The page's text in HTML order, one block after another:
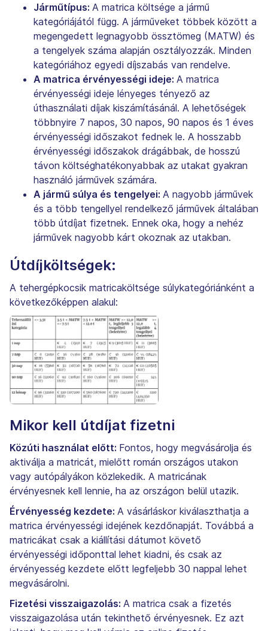
Járműtípus: A matrica költsége a jármű
kategóriájától függ. A járműveket többek között a
megengedett legnagyobb össztömeg (MATW) és
a tengelyek száma alapján osztályozzák. Minden
kategóriához egyedi díjszabás van rendelve.
A matrica érvényességi ideje: A matrica
érvényességi ideje lényeges tényező az
úthasználati díjak kiszámításánál. A lehetőségek
többnyire 7 napos, 30 napos, 90 napos és 1 éves
érvényességi időszakot fednek le. A hosszabb
érvényességi időszakok drágábbak, de hosszú
távon költséghatékonyabbak az utakat gyakran
használó járművek számára.
A jármű súlya és tengelyei: A nagyobb járművek
és a több tengellyel rendelkező járművek általában
több útdíjat fizetnek. Ennek oka, hogy a nehéz
járművek nagyobb kárt okoznak az utakban.
Útdíjköltségek:
A tehergépkocsik matricaköltsége súlykategóriánként a
következőképpen alakul:
Mikor kell útdíjat fizetni
Közúti használat előtt: Fontos, hogy megvásárolja és
aktiválja a matricát, mielőtt román országos utakon
vagy autópályákon közlekedik. A matricának
érvényesnek kell lennie, ha az országon belül utazik.
Érvényesség kezdete: A vásárláskor kiválaszthatja a
matrica érvényességi idejének kezdőnapját. Továbbá a
matricákat csak a kiállítási dátumot követő
érvényességi időponttal lehet kiadni, és csak az
érvényesség kezdete előtt legfeljebb 30 nappal lehet
megvásárolni.
Fizetési visszaigazolás: A matrica csak a fizetés
visszaigazolása után tekinthető érvényesnek. Ez azt